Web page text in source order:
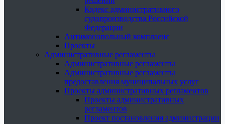
Кодекс административного
судопроизводства Российской
Федерации
Антимонопольный комплаенс
Проекты
Административные регламенты
Административные регламенты
Административные регламенты
предоставления муниципальных услуг
Проекты административных регламентов
Проекты административных
регламентов
Проект постановления администрации